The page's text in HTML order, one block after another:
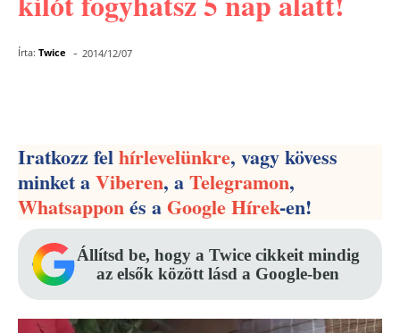
Írta: Twice - 2014/12/07
Iratkozz felhírlevelünkre, vagy kövess
minket aViberen, aTelegramon,
Whatsapponés aGoogle Hírek-en!
Állítsd be, hogy a Twice cikkeit mindig
az elsők között lásd a Google-ben